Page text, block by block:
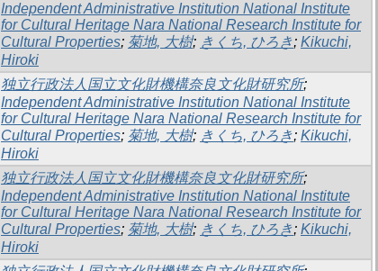
Independent Administrative Institution National Institute
for Cultural Heritage Nara National Research Institute for
Cultural Properties; 菊地, 大樹; きくち, ひろき; Kikuchi,
Hiroki
独立行政法人国立文化財機構奈良文化財研究所;
Independent Administrative Institution National Institute
for Cultural Heritage Nara National Research Institute for
Cultural Properties; 菊地, 大樹; きくち, ひろき; Kikuchi,
Hiroki
独立行政法人国立文化財機構奈良文化財研究所;
Independent Administrative Institution National Institute
for Cultural Heritage Nara National Research Institute for
Cultural Properties; 菊地, 大樹; きくち, ひろき; Kikuchi,
Hiroki